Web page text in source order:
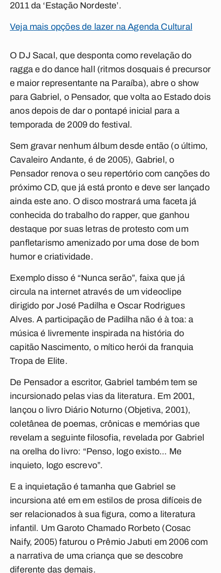
2011 da ‘Estação Nordeste’.
Veja mais opções de lazer na Agenda Cultural
O DJ Sacal, que desponta como revelação do
ragga e do dance hall (ritmos dosquais é precursor
e maior representante na Paraíba), abre o show
para Gabriel, o Pensador, que volta ao Estado dois
anos depois de dar o pontapé inicial para a
temporada de 2009 do festival.
Sem gravar nenhum álbum desde então (o último,
Cavaleiro Andante, é de 2005), Gabriel, o
Pensador renova o seu repertório com canções do
próximo CD, que já está pronto e deve ser lançado
ainda este ano. O disco mostrará uma faceta já
conhecida do trabalho do rapper, que ganhou
destaque por suas letras de protesto com um
panfletarismo amenizado por uma dose de bom
humor e criatividade.
Exemplo disso é “Nunca serão”, faixa que já
circula na internet através de um videoclipe
dirigido por José Padilha e Oscar Rodrigues
Alves. A participação de Padilha não é à toa: a
música é livremente inspirada na história do
capitão Nascimento, o mítico herói da franquia
Tropa de Elite.
De Pensador a escritor, Gabriel também tem se
incursionado pelas vias da literatura. Em 2001,
lançou o livro Diário Noturno (Objetiva, 2001),
coletânea de poemas, crônicas e memórias que
revelam a seguinte filosofia, revelada por Gabriel
na orelha do livro: “Penso, logo existo... Me
inquieto, logo escrevo”.
E a inquietação é tamanha que Gabriel se
incursiona até em em estilos de prosa difíceis de
ser relacionados à sua figura, como a literatura
infantil. Um Garoto Chamado Rorbeto (Cosac
Naify, 2005) faturou o Prêmio Jabuti em 2006 com
a narrativa de uma criança que se descobre
diferente das demais.